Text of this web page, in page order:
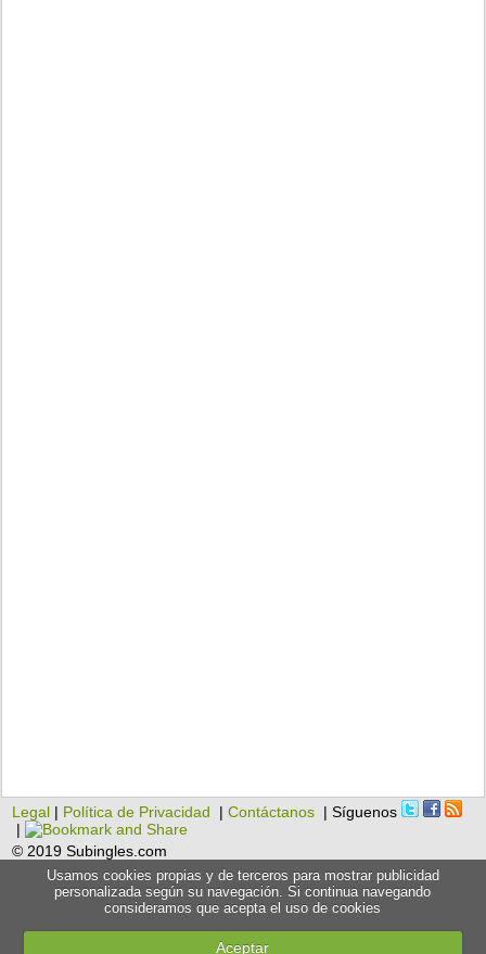
Legal | Política de Privacidad |Contáctanos | Síguenos
|
© 2019 Subingles.com
Usamos cookies propias y de terceros para mostrar publicidad
personalizada según su navegación. Si continua navegando
consideramos que acepta el uso de cookies
Aceptar